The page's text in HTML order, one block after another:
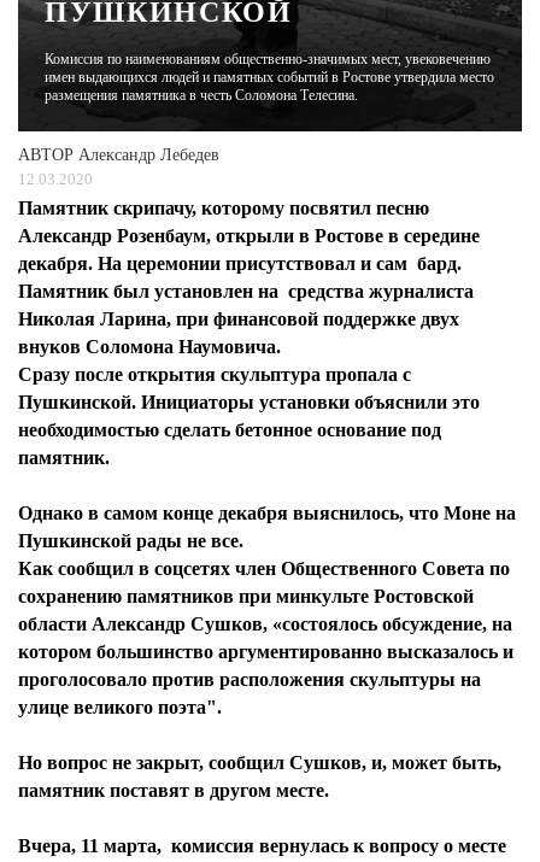
ЖУРНАЛ
ПУШКИНСКОЙ
Комиссия по наименованиям общественно-значимых мест, увековечению
имен выдающихся людей и памятных событий в Ростове утвердила место
размещения памятника в честь Соломона Телесина.
АВТОР Александр Лебедев
12.03.2020
Памятник скрипачу, которому посвятил песню
Александр Розенбаум, открыли в Ростове в середине
декабря. На церемонии присутствовал и сам бард.
Памятник был установлен на средства журналиста
Николая Ларина, при финансовой поддержке двух
внуков Соломона Наумовича.
Сразу после открытия скульптура пропала с
Пушкинской. Инициаторы установки объяснили это
необходимостью сделать бетонное основание под
памятник.
Однако в самом конце декабря выяснилось, что Моне на
Пушкинской рады не все.
Как сообщил в соцсетях член Общественного Совета по
сохранению памятников при минкульте Ростовской
области Александр Сушков, «состоялось обсуждение, на
котором большинство аргументированно высказалось и
проголосовало против расположения скульптуры на
улице великого поэта".
Но вопрос не закрыт, сообщил Сушков, и, может быть,
памятник поставят в другом месте.
Вчера, 11 марта, комиссия вернулась к вопросу о месте